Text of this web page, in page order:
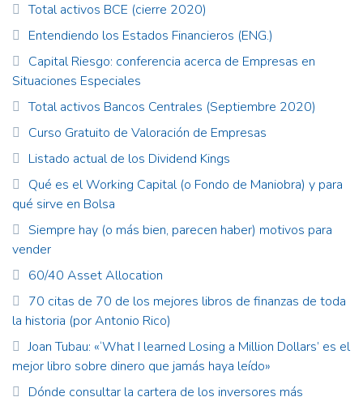
Total activos BCE (cierre 2020)
Entendiendo los Estados Financieros (ENG.)
Capital Riesgo: conferencia acerca de Empresas en
Situaciones Especiales
Total activos Bancos Centrales (Septiembre 2020)
Curso Gratuito de Valoración de Empresas
Listado actual de los Dividend Kings
Qué es el Working Capital (o Fondo de Maniobra) y para
qué sirve en Bolsa
Siempre hay (o más bien, parecen haber) motivos para
vender
60/40 Asset Allocation
70 citas de 70 de los mejores libros de finanzas de toda
la historia (por Antonio Rico)
Joan Tubau: «‘What I learned Losing a Million Dollars’ es el
mejor libro sobre dinero que jamás haya leído»
Dónde consultar la cartera de los inversores más